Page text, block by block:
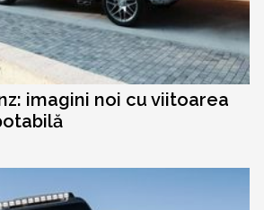
imagini noi cu viitoarea